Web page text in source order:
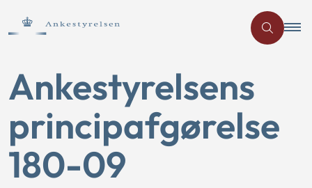
Ankestyrelsens
principafgørelse
180-09